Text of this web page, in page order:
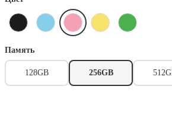
Память
128GB 256GB